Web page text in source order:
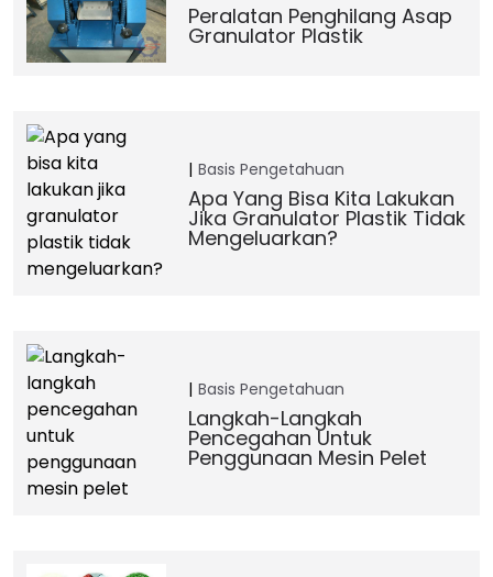
Peralatan Penghilang Asap
Granulator Plastik
Basis Pengetahuan
Apa Yang Bisa Kita Lakukan
Jika Granulator Plastik Tidak
Mengeluarkan?
Basis Pengetahuan
Langkah-Langkah
Pencegahan Untuk
Penggunaan Mesin Pelet